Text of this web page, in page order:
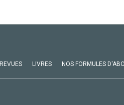
REVUES LIVRES NOS FORMULES